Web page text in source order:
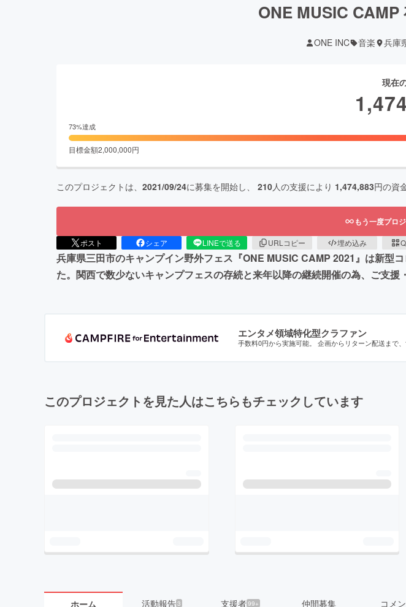
ONE MUSIC
ONE INC 音楽 兵庫
現在
73%達成
目標金額2,000,000円
このプロジェクトは、 2021/09/24に募集を開始し、 210人の支援により 1,474,883円の資
もう一度プロ
ポスト シェア LINEで送る URLコピー 埋め込み
兵庫県三田市のキャンプイン野外フェス『ONE MUSIC CAMP 2021』は新型
た。関西で数少ないキャンプフェスの存続と来年以降の継続開催の為、ご支援
エンタメ領域特化型クラファン
手数料0円から実施可能。 企画からリターン配送まで
このプロジェクトを見た人はこちらもチェックしています
ホーム 活動報告3 支援者99+ 仲間募集 コメ